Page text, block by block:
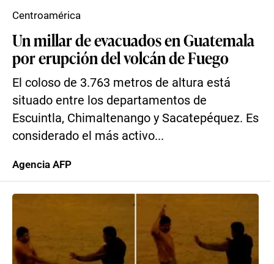
Un millar de evacuados en Guatemala
por erupción del volcán de Fuego
El coloso de 3.763 metros de altura está
situado entre los departamentos de
Escuintla, Chimaltenango y Sacatepéquez. Es
considerado el más activo...
Centroamérica
Agencia AFP